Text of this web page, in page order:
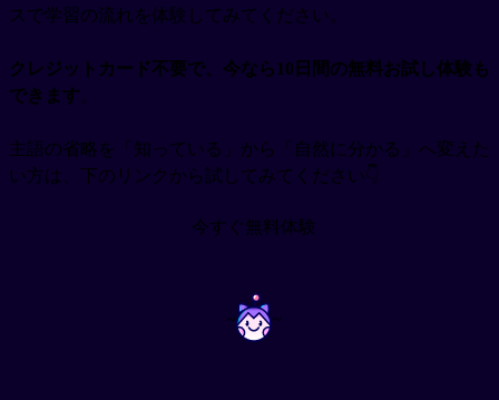
スで学習の流れを体験してみてください。
クレジットカード不要で、今なら10日間の無料お試し体験も
できます。
主語の省略を「知っている」から「自然に分かる」へ変えた
い方は、下のリンクから試してみてください👇
今すぐ無料体験
~ ~